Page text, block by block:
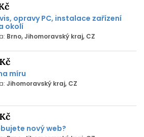
opravy PC, instalace zařízení
okolí
Brno, Jihomoravský kraj, CZ
míru
Jihomoravský kraj, CZ
nový web?